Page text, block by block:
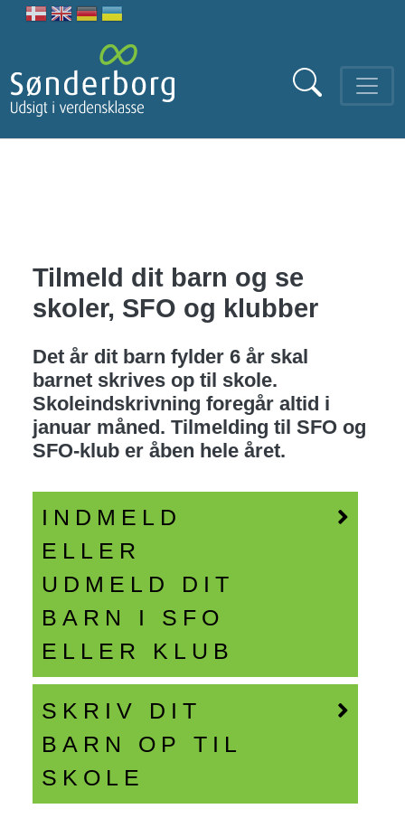
Tilmeld dit barn og se
skoler, SFO og klubber
Det år dit barn fylder 6 år skal
barnet skrives op til skole.
Skoleindskrivning foregår altid i
januar måned. Tilmelding til SFO og
SFO-klub er åben hele året.
INDMELD
ELLER
UDMELD DIT
BARN I SFO
ELLER KLUB
SKRIV DIT
BARN OP TIL
SKOLE